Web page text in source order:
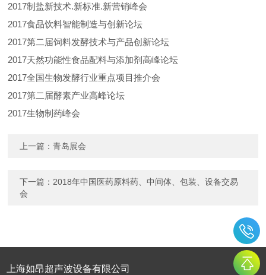
2017制盐新技术.新标准.新营销峰会
2017食品饮料智能制造与创新论坛
2017第二届饲料发酵技术与产品创新论坛
2017天然功能性食品配料与添加剂高峰论坛
2017全国生物发酵行业重点项目推介会
2017第二届酵素产业高峰论坛
2017生物制药峰会
上一篇：青岛展会
下一篇： 2018年中国医药原料药、中间体、包装、设备交易
会
上海如昂超声波设备有限公司